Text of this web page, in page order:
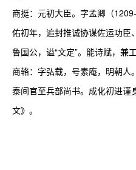
商挺：元初大臣。字孟卿（
佑初年，追封推诚协谋佐运功臣
鲁国公，谥“文定”。能诗赋，兼
商辂：字弘载，号素庵，明朝人
泰间官至兵部尚书。成化初进谨
文》。